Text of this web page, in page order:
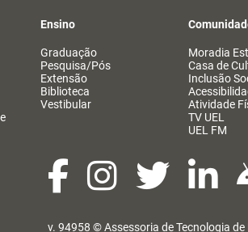
Ensino
Graduação
Pesquisa/Pós
Extensão
Biblioteca
Vestibular
Moradia
Casa de
Inclusão
Atividade
TV UEL
UEL FM
v. 94958 ©Assessoria de Tecnologia